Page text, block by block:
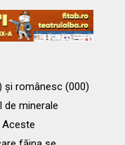
și românesc (000)
de minerale
Aceste